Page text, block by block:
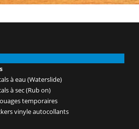
à eau (Waterslide)
à sec (Rub on)
temporaires
vinyle autocollants